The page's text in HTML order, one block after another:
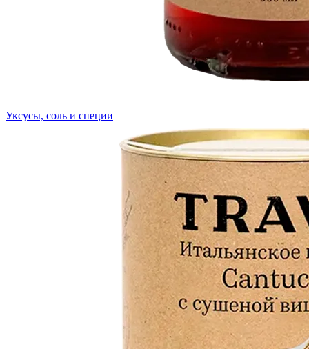
Уксусы, соль и специи